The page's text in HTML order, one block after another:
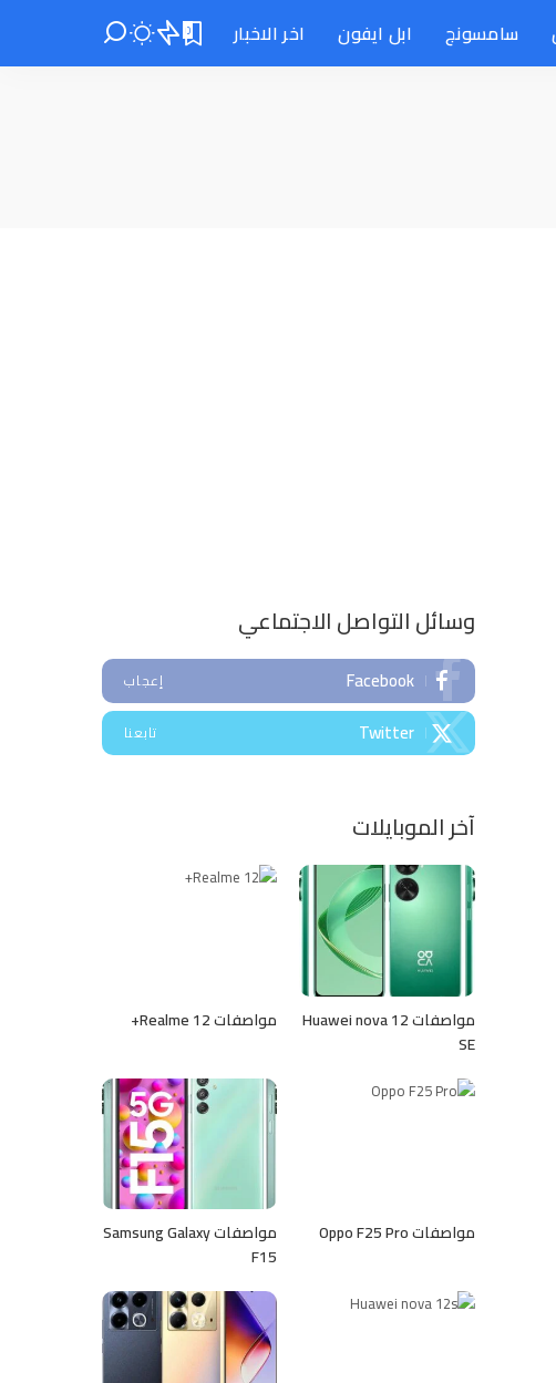
سامسونج ابل ايفون اخر الاخبار 0
وسائل التواصل الاجتماعي
Facebook إعجاب
Twitter تابعنا
آخر الموبايلات
مواصفات Huawei nova 12
SE
مواصفات Realme 12+
مواصفات Oppo F25 Pro
مواصفات Samsung Galaxy
F15